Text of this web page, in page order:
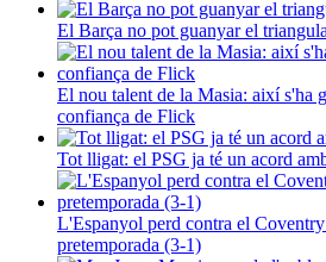
El Barça no pot guanyar el
El nou talent de la Masia: així s'ha
confiança de Flick
Tot lligat: el PSG ja té un acord
L'Espanyol perd contra el
pretemporada (3-1)